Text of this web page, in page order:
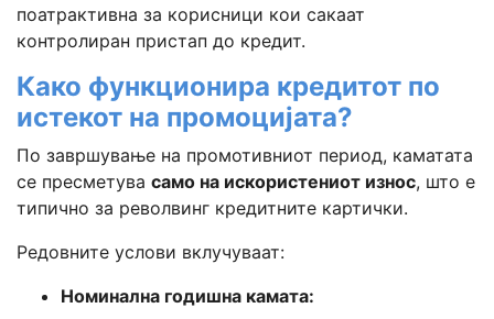
поатрактивна за корисници кои сакаат
контролиран пристап до кредит.
Како функционира кредитот по
истекот на промоцијата?
По завршување на промотивниот период, каматата
се пресметува само на искористениот износ, што е
типично за револвинг кредитните картички.
Редовните услови вклучуваат:
Номинална годишна камата: